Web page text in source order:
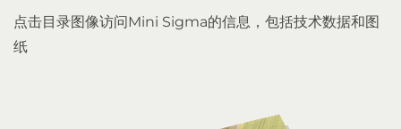
点击目录图像访问Mini Sigma的信息，包括技术数据和图
纸